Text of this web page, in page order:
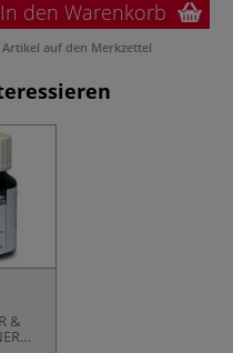
In den Warenkorb
Artikel auf den Merkzettel
&